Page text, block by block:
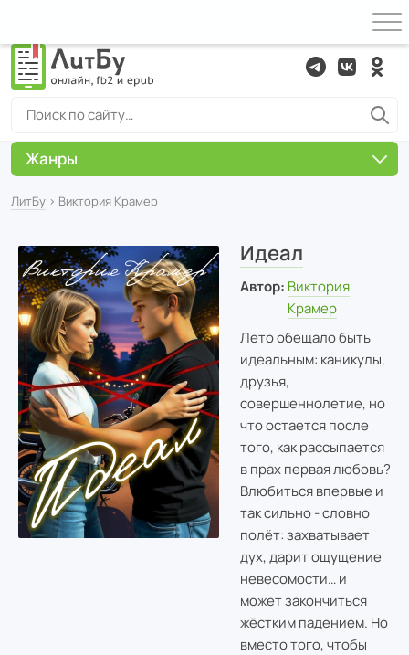
ЛитБу › Виктория Крамер
Идеал
Автор: Виктория
Крамер
Лето обещало быть
идеальным: каникулы,
друзья,
совершеннолетие, но
что остается после
того, как рассыпается
в прах первая любовь?
Влюбиться впервые и
так сильно - словно
полёт: захватывает
дух, дарит ощущение
невесомости… и
может закончиться
жёстким падением. Но
вместо того, чтобы
Жанры